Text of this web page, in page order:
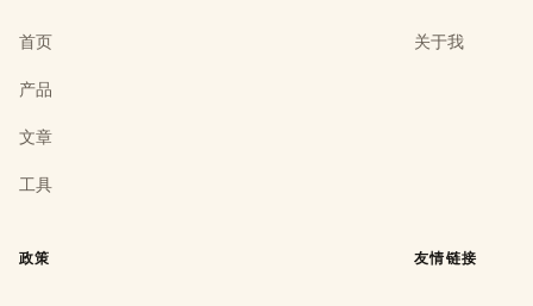
首页
产品
文章
工具
关于我
政策 友情链接